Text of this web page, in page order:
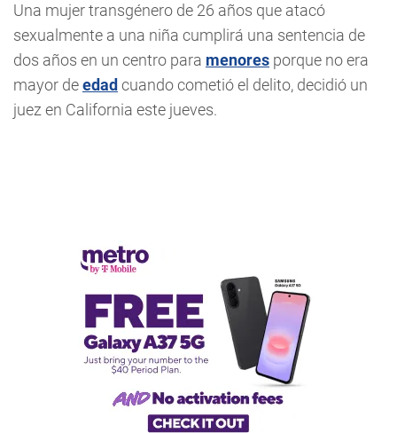
Una mujer transgénero de 26 años que atacó
sexualmente a una niña cumplirá una sentencia de
dos años en un centro para menores porque no era
mayor deedad cuando cometió el delito, decidió un
juez en California este jueves.